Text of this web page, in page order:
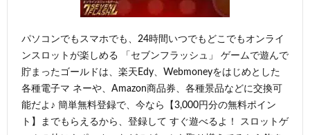
パソコンでもスマホでも、24時間いつでもどこでもオンライ
ンスロットが楽しめる 「セブンフラッシュ」 ゲームで遊んで
貯まったゴールドは、楽天Edy、Webmoneyをはじめとした
各種電子マ ネーや、Amazon商品券、各種景品などに交換可
能だよ♪ 簡単無料登録で、今なら【3,000円分の無料ポイン
ト】までもらえるから、登録して すぐ遊べるよ！ スロットゲ